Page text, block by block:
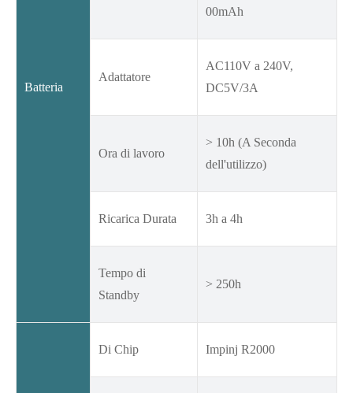
Batteria
00mAh
Adattatore
AC110V a 240V,
DC5V/3A
Ora di lavoro
> 10h (A Seconda
dell'utilizzo)
Ricarica Durata 3h a 4h
Tempo di
Standby
> 250h
Di Chip Impinj R2000